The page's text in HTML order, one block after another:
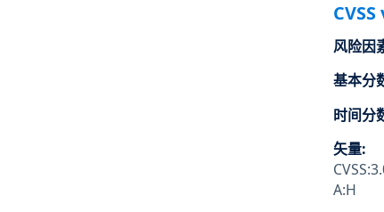
CVSS
风险因
基本分
时间分
矢量:
A:H